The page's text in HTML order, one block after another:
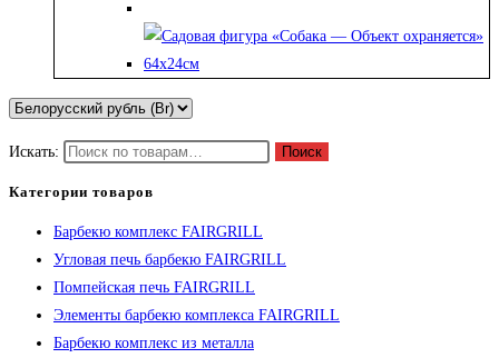
Искать: Поиск
Категории товаров
Барбекю комплекс FAIRGRILL
Угловая печь барбекю FAIRGRILL
Помпейская печь FAIRGRILL
Элементы барбекю комплекса FAIRGRILL
Барбекю комплекс из металла